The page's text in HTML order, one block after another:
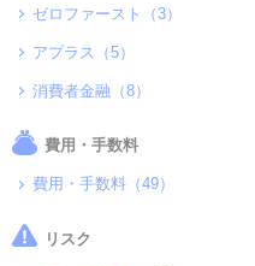
ゼロファースト（3）
アプラス（5）
消費者金融（8）
費用・手数料
費用・手数料（49）
リスク